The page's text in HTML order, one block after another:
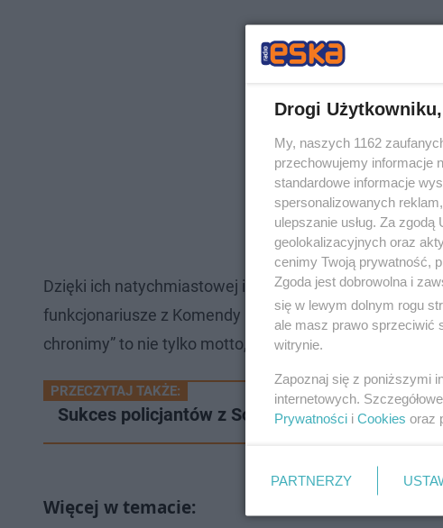
Dzięki ich natychmiastowej interwencji i
funkcjonariusze z Komendy Powiatowej Policji w
chronimy” to nie tylko motto, ale także realne działania
PRZECZYTAJ TAKŻE:
Sukces policjantów z Sokołowa Podlaskiego w
Drogi Użytkowniku,
My, naszych 1162
przechowujemy informacje
standardowe informacje
spersonalizowanych
ulepszanie usług. Za
geolokalizacyjnych oraz
cenimy Twoją prywatność,
Zgoda jest dobrowolna i
się w lewym dolnym rogu
ale masz prawo sprzeciwić
witrynie.
Zapoznaj się z poniższymi
internetowych.
Prywatności i Cookies oraz
PARTNERZY